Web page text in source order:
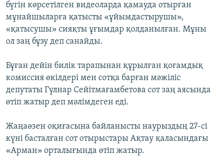
бүгін көрсетілген видеоларда қамауда отырған
мұнайшыларға қатысты «ұйымдастырушы»,
«қатысушы» сияқты ұғымдар қолданылған. Мұны
ол заң бұзу деп санайды.
Бұған дейін билік тарапынан құрылған қоғамдық
комиссия өкілдері мен сотқа барған мәжіліс
депутаты Гүлнар Сейітмағамбетова сот заң аясында
өтіп жатыр деп мәлімдеген еді.
Жаңаөзен оқиғасына байланысты наурыздың 27-сі
күні басталған сот отырыстары Ақтау қаласындағы
«Арман» орталығында өтіп жатыр.